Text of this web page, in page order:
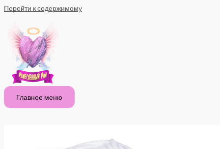
Перейти к содержимому
Главное меню